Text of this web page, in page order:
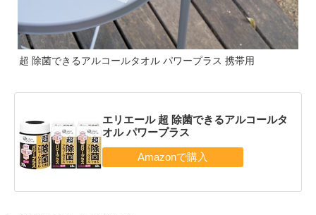
超 除菌できるアルコールタオル パワープラス 携帯用
エリエール 超 除菌できるアルコールタ
オル パワープラス